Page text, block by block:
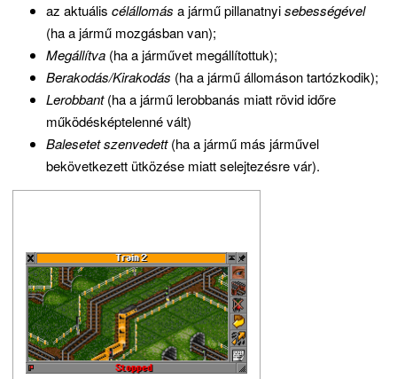
az aktuális célállomás a jármű pillanatnyisebességével
(ha a jármű mozgásban van);
Megállítva (ha a járművet megállítottuk);
Berakodás/Kirakodás (ha a jármű állomáson tartózkodik);
Lerobbant(ha a jármű lerobbanás miatt rövid időre
működésképtelenné vált)
Balesetet szenvedett(ha a jármű más járművel
bekövetkezett ütközése miatt selejtezésre vár).